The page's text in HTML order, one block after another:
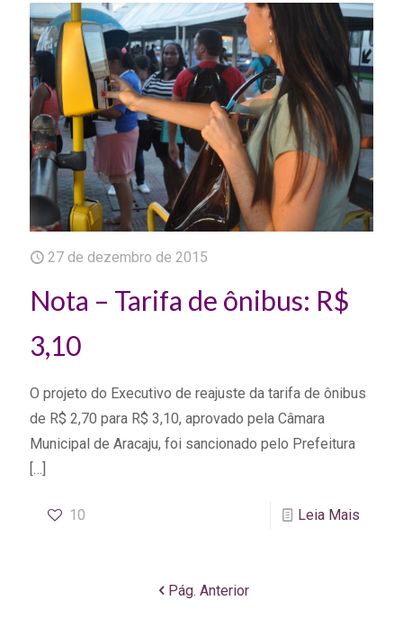
27 de dezembro de 2015
Nota – Tarifa de ônibus: R$
3,10
O projeto do Executivo de reajuste da tarifa de ônibus
de R$ 2,70 para R$ 3,10, aprovado pela Câmara
Municipal de Aracaju, foi sancionado pelo Prefeitura
[…]
10 Leia Mais
Pág. Anterior